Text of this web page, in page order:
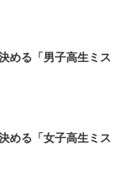
める「男子高生ミス
める「女子高生ミス